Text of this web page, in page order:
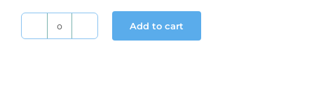
Pinrollen
Add to cart